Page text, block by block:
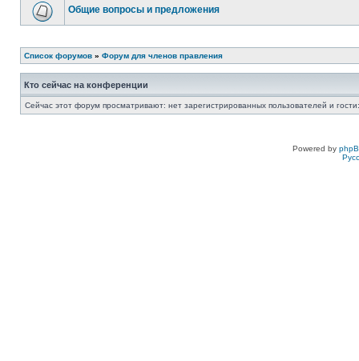
Общие вопросы и предложения
Список форумов » Форум для членов правления
Кто сейчас на конференции
Сейчас этот форум просматривают: нет зарегистрированных пользователей и
Powered by